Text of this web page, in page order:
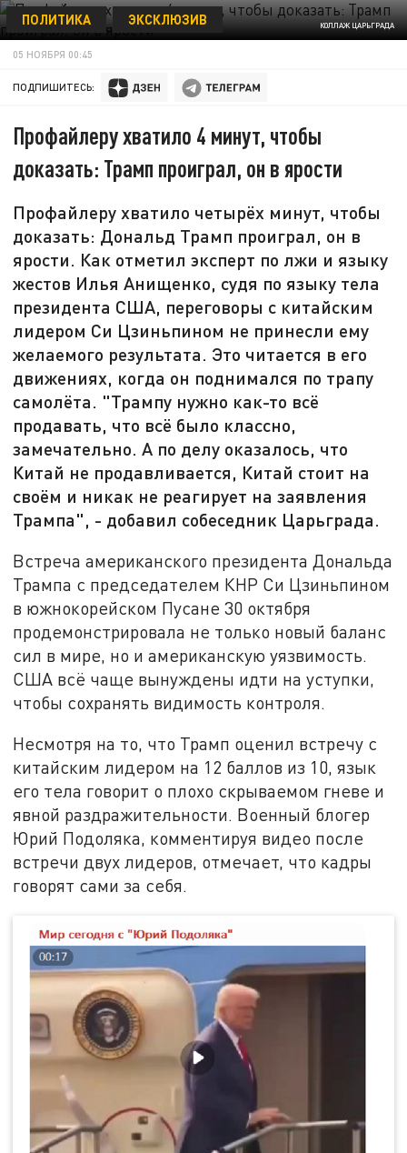
КОЛЛАЖ ЦАРЬГРАДА
ПОЛИТИКА ЭКСКЛЮЗИВ
05 НОЯБРЯ 00:45
ПОДПИШИТЕСЬ:
Профайлеру хватило 4 минут, чтобы
доказать: Трамп проиграл, он в ярости
Профайлеру хватило четырёх минут, чтобы
доказать: Дональд Трамп проиграл, он в
ярости. Как отметил эксперт по лжи и языку
жестов Илья Анищенко, судя по языку тела
президента США, переговоры с китайским
лидером Си Цзиньпином не принесли ему
желаемого результата. Это читается в его
движениях, когда он поднимался по трапу
самолёта. "Трампу нужно как-то всё
продавать, что всё было классно,
замечательно. А по делу оказалось, что
Китай не продавливается, Китай стоит на
своём и никак не реагирует на заявления
Трампа", - добавил собеседник Царьграда.
Встреча американского президента Дональда
Трампа с председателем КНР Си Цзиньпином
в южнокорейском Пусане 30 октября
продемонстрировала не только новый баланс
сил в мире, но и американскую уязвимость.
США всё чаще вынуждены идти на уступки,
чтобы сохранять видимость контроля.
Несмотря на то, что Трамп оценил встречу с
китайским лидером на 12 баллов из 10, язык
его тела говорит о плохо скрываемом гневе и
явной раздражительности. Военный блогер
Юрий Подоляка, комментируя видео после
встречи двух лидеров, отмечает, что кадры
говорят сами за себя.